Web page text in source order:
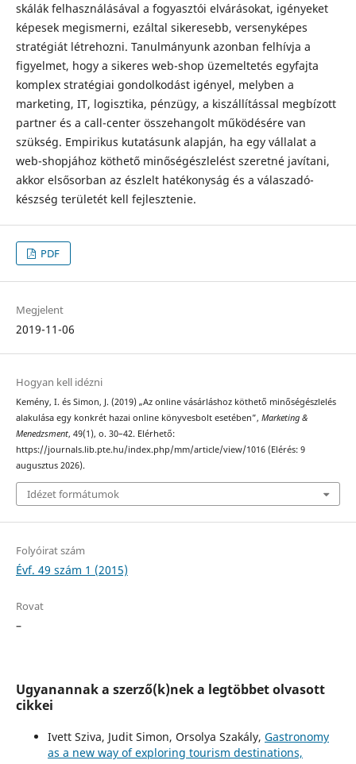
skálák felhasználásával a fogyasztói elvárásokat, igényeket
képesek megismerni, ezáltal sikeresebb, versenyképes
stratégiát létrehozni. Tanulmányunk azonban felhívja a
figyelmet, hogy a sikeres web-shop üzemeltetés egyfajta
komplex stratégiai gondolkodást igényel, melyben a
marketing, IT, logisztika, pénzügy, a kiszállítással megbí­zott
partner és a call-center összehangolt működésére van
szükség. Empirikus kutatásunk alapján, ha egy vállalat a
web-shopjához köthető minőségészlelést szeretné javítani,
akkor elsősorban az észlelt hatékonyság és a válaszadó-
készség területét kell fejlesztenie.
PDF
Megjelent
2019-11-06
Hogyan kell idézni
Kemény, I. és Simon, J. (2019) „Az online vásárláshoz köthető minőségészlelés
alakulása egy konkrét hazai online könyvesbolt esetében”, Marketing &
Menedzsment, 49(1), o. 30–42. Elérhető:
https://journals.lib.pte.hu/index.php/mm/article/view/1016 (Elérés: 9
augusztus 2026).
Idézet formátumok
Folyóirat szám
Évf. 49 szám 1 (2015)
Rovat
–
Ugyanannak a szerző(k)nek a legtöbbet olvasott
cikkei
Ivett Sziva, Judit Simon, Orsolya Szakály, Gastronomy
as a new way of exploring tourism destinations,